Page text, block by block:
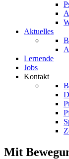
Aktuelles
Lernende
Jobs
Kontakt
Mit